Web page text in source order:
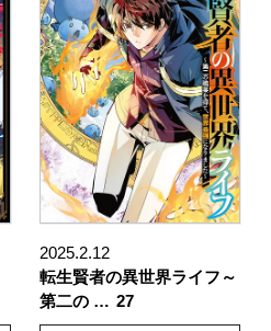
2025.2.12
転生賢者の異世界ライフ～
第二の … 27